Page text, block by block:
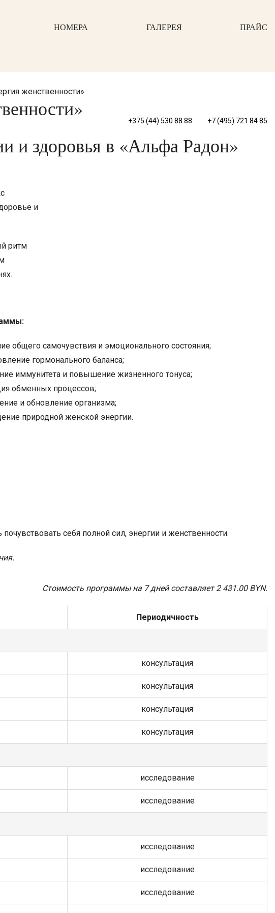
+375 (44) 530 88 88 +7 (495) 721 84 85
НОМЕРА ГАЛЕРЕЯ ПРАЙС
женственности»
и здоровья в «Альфа Радон»
и
ритм
общего самочувствия и эмоционального состояния;
гормонального баланса;
иммунитета и повышение жизненного тонуса;
обменных процессов;
и обновление организма;
природной женской энергии.
себя полной сил, энергии и женственности.
Стоимость программы на 7 дней составляет2 431.00BYN.
Периодичность
консультация
консультация
консультация
консультация
исследование
исследование
исследование
исследование
исследование